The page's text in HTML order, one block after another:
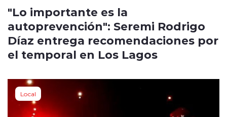
"Lo importante es la
autoprevención": Seremi Rodrigo
Díaz entrega recomendaciones por
el temporal en Los Lagos
Local